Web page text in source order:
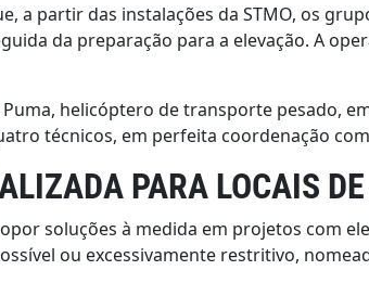
partir das instalações da STMO, os
da preparação para a elevação. A
helicóptero de transporte pesado,
técnicos, em perfeita coordenação
PARA LOCAIS
soluções à medida em projetos com
ou excessivamente restritivo,